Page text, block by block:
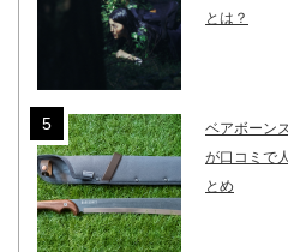
とは？
ベアボーン
が口コミで
とめ